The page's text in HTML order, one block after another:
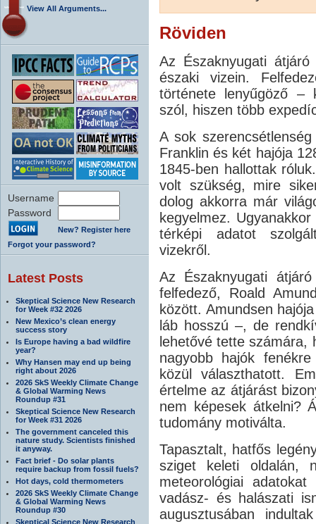
View All Arguments...
Username
Password
New? Register here
Forgot your password?
Latest Posts
Skeptical Science New Research
for Week #32 2026
New Mexico’s clean energy
success story
Is Europe having a bad wildfire
year?
Why Hansen may end up being
right about 2026
2026 SkS Weekly Climate Change
& Global Warming News
Roundup #31
Skeptical Science New Research
for Week #31 2026
The government canceled this
nature study. Scientists finished
it anyway.
Fact brief - Do solar plants
require backup from fossil fuels?
Hot days, cold thermometers
2026 SkS Weekly Climate Change
& Global Warming News
Roundup #30
Skeptical Science New Research
Röviden
Az Északnyugati
északi vizein.
története lenyűgöző –
szól, hiszen több
A sok
Franklin és két hajója
1845-ben hallottak
volt szükség, mire
dolog akkorra már
kegyelmez.
térképi adatot
vizekről.
Az Északnyugati
felfedező, Roald
között. Amundsen
láb hosszú –, de
lehetővé tette számára,
nagyobb hajók
közül választhatott.
értelme az átjárást
nem képesek átkelni?
tudomány motiválta.
Tapasztalt, hatfős
sziget keleti oldalán,
meteorológiai
vadász- és halászati
augusztusában